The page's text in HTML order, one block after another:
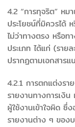
4.2 “การทุจริต” หม
ประโยชน์ที่มิควรได้
ไม่ว่าทางตรง หรือท
ประเภท ได้แก่ (ราย
ปรากฏตามเอกสาร
4.2.1 การตกแต่งรา
รายงานทางการเงิน
ผู้ใช้งานเข้าใจผิด ซึ่
รายงานต่าง ๆ ของ